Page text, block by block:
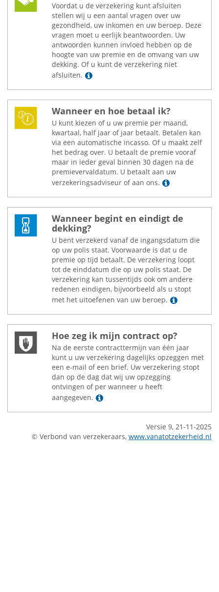
Voordat u de verzekering kunt afsluiten
stellen wij u een aantal vragen over uw
gezondheid, uw inkomen en uw beroep. Deze
vragen moet u eerlijk beantwoorden. Uw
antwoorden kunnen invloed hebben op de
hoogte van uw premie en de omvang van uw
dekking. Of u kunt de verzekering niet
afsluiten.
Lees meer
Wanneer en hoe betaal ik?
U kunt kiezen of u uw premie per maand,
kwartaal, half jaar of jaar betaalt. Betalen kan
via een automatische incasso. Of u maakt zelf
het bedrag over. U betaalt de premie vooraf
maar in ieder geval binnen 30 dagen na de
premievervaldatum. U betaalt aan uw
verzekeringsadviseur of aan ons.
Lees meer
Wanneer begint en eindigt de
dekking?
U bent verzekerd vanaf de ingangsdatum die
op uw polis staat. Voorwaarde is dat u de
premie op tijd betaalt. De verzekering loopt
tot de einddatum die op uw polis staat. De
verzekering kan tussentijds ook om andere
redenen eindigen, bijvoorbeeld als u stopt
met het uitoefenen van uw beroep.
Lees meer
Hoe zeg ik mijn contract op?
Na de eerste contracttermijn van één jaar
kunt u uw verzekering dagelijks opzeggen met
een e-mail of een brief. Uw verzekering stopt
dan op de dag dat wij uw opzegging
ontvingen of per wanneer u heeft
aangegeven.
Lees meer
Versie 9, 21-11-2025
© Verbond van verzekeraars, www.vanatotzekerheid.nl